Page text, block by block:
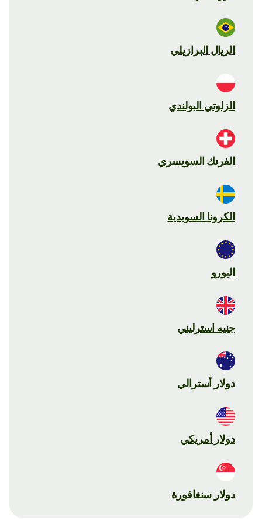
الريال البرازيلي
الزلوتي البولندي
الفرنك السويسري
الكرونا السويدية
اليورو
جنيه استرليني
دولار أسترالي
دولار أمريكي
دولار سنغافورة